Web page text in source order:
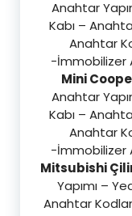
Anahtar
Kabı –
Anahtar
-İmmobilizer
Mini
Anahtar
Kabı –
Anahtar
-İmmobilizer
Mitsubishi
Yapımı –
Anahtar